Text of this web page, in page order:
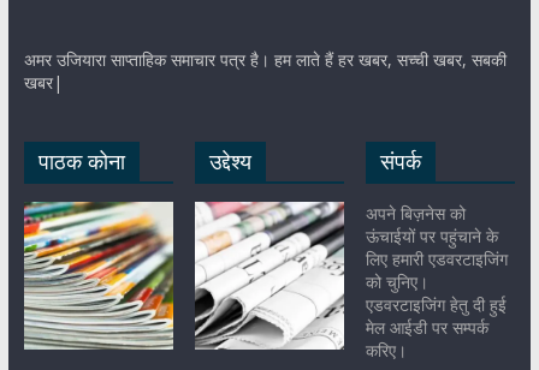
अमर उजियारा साप्ताहिक समाचार पत्र है। हम लाते हैं हर खबर, सच्ची खबर, सबकी
खबर|
पाठक कोना उद्देश्य संपर्क
अपने बिज़नेस को
ऊंचाईयों पर पहुंचाने के
लिए हमारी एडवरटाइजिंग
को चुनिए।
एडवरटाइजिंग हेतु दी हुई
मेल आईडी पर सम्पर्क
करिए।